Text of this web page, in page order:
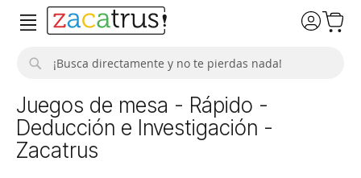
Juegos de mesa - Rápido -
Deducción e Investigación -
Zacatrus